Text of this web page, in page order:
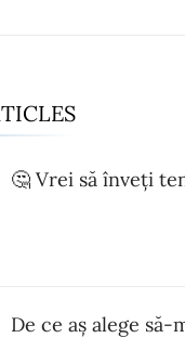
🤔 Vrei să înveți
De ce aș alege